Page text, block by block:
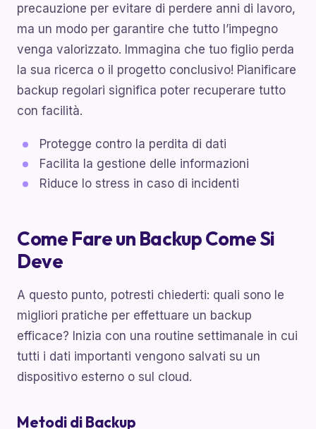
precauzione per evitare di perdere anni di lavoro,
ma un modo per garantire che tutto l’impegno
venga valorizzato. Immagina che tuo figlio perda
la sua ricerca o il progetto conclusivo! Pianificare
backup regolari significa poter recuperare tutto
con facilità.
Protegge contro la perdita di dati
Facilita la gestione delle informazioni
Riduce lo stress in caso di incidenti
Come Fare un Backup Come Si
Deve
A questo punto, potresti chiederti: quali sono le
migliori pratiche per effettuare un backup
efficace? Inizia con una routine settimanale in cui
tutti i dati importanti vengono salvati su un
dispositivo esterno o sul cloud.
Metodi di Backup